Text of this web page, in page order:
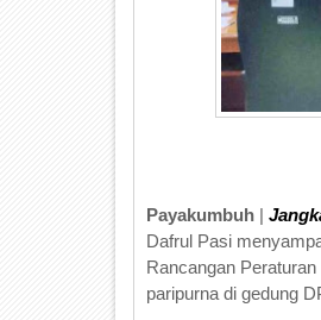
Payakumbuh |
Dafrul Pasi
Rancangan
paripurna di gedung